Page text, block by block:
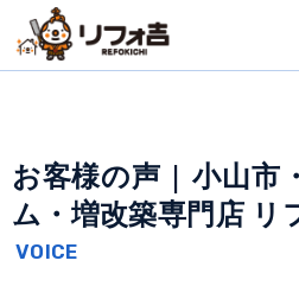
お客様の声 | 小山市
ム・増改築専門店 リ